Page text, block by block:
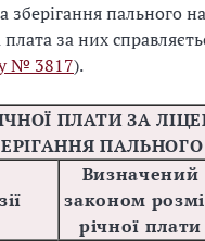
зберігання пального
плата за них
№ 3817).
ПЛАТИ ЗА
ПАЛЬНОГО
Визначений
законом
річної плати